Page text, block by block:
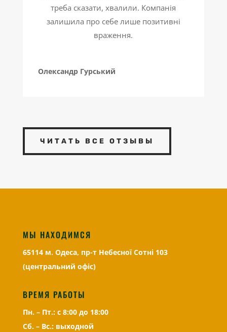
треба сказати, хвалили. Компанія
залишила про себе лише позитивні
враження.
Олександр Гурський
ЧИТАТЬ ВСЕ ОТЗЫВЫ
МЫ НАХОДИМСЯ
65114 м. Одеса, пр-т Небесної Сотні 103
(центральний офіс)
ВРЕМЯ РАБОТЫ
Пн. – Пт.: с 8:00 до 18:00
Сб. – Вс.: выходной